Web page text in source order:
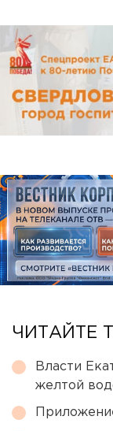
ЧИТАЙТЕ
Власти
желтой